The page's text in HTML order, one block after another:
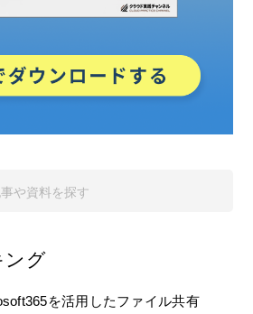
ング
を活用したファイル共有